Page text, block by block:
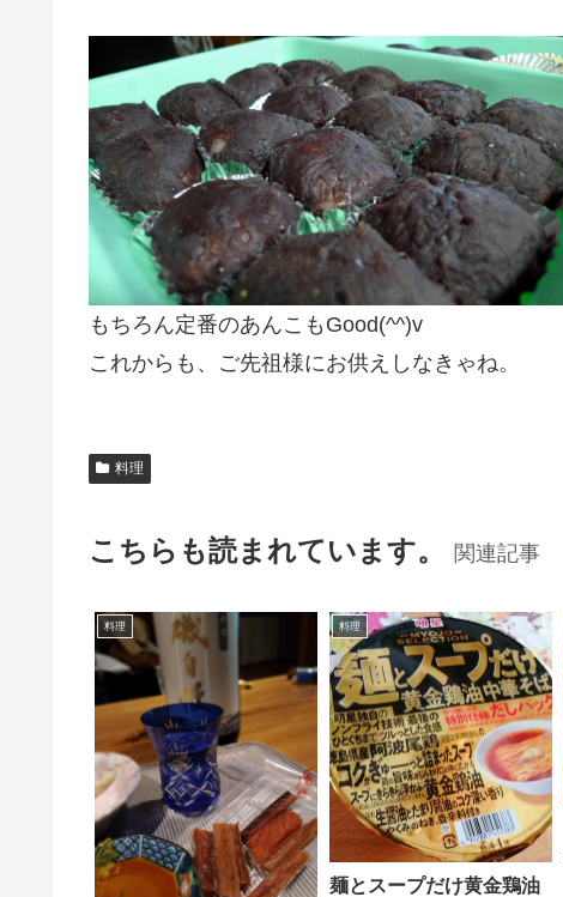
もちろん定番のあんこもGood(^^)v
これからも、ご先祖様にお供えしなきゃね。
料理
こちらも読まれています。 関連記事
料理 料理
麺とスープだけ黄金鶏油